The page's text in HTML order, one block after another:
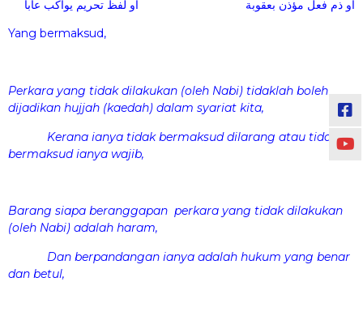
أو ذم فعل مؤذن بعقوبة أو لفظ تحريم يواكب عابا
Yang bermaksud,
Perkara yang tidak dilakukan (oleh Nabi) tidaklah boleh
dijadikan hujjah (kaedah) dalam syariat kita,
Kerana ianya tidak bermaksud dilarang atau tidak
bermaksud ianya wajib,
Barang siapa beranggapan perkara yang tidak dilakukan
(oleh Nabi) adalah haram,
Dan berpandangan ianya adalah hukum yang benar
dan betul,